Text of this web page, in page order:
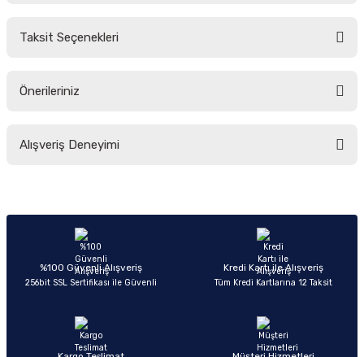
Taksit Seçenekleri
Önerileriniz
yetersiz gördüğünüz noktaları öneri formunu kullanarak tarafımıza
Ürün açıklamasında eksik bilgiler bulunuyor.
Ürün bilgilerinde hatalar bulunuyor.
Ürün fiyatı diğer sitelerden daha pahalı.
Alışveriş Deneyimi
Sitemize ilk yorumu siz yapın!
%100 Güvenli Alışveriş
256bit SSL Sertifikası ile Güvenli
Kredi Kartı ile Alışveriş
Tüm Kredi Kartlarına 12 Taksit